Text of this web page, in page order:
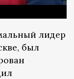
лидер
был